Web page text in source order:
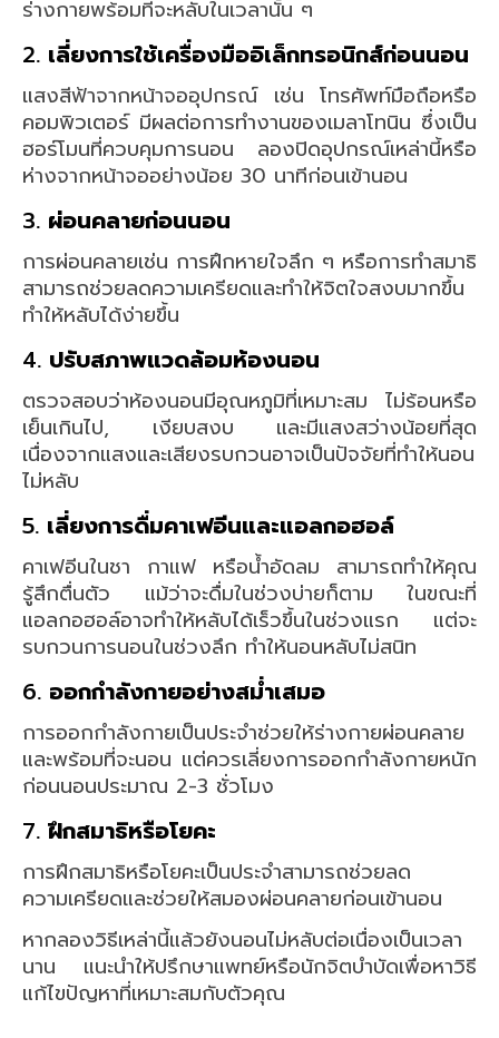
ร่างกายพร้อมที่จะหลับในเวลานั้น ๆ
2. เลี่ยงการใช้เครื่องมืออิเล็กทรอนิกส์ก่อนนอน
แสงสีฟ้าจากหน้าจออุปกรณ์ เช่น โทรศัพท์มือถือหรือ
คอมพิวเตอร์ มีผลต่อการทำงานของเมลาโทนิน ซึ่งเป็น
ฮอร์โมนที่ควบคุมการนอน ลองปิดอุปกรณ์เหล่านี้หรือ
ห่างจากหน้าจออย่างน้อย 30 นาทีก่อนเข้านอน
3. ผ่อนคลายก่อนนอน
การผ่อนคลายเช่น การฝึกหายใจลึก ๆ หรือการทำสมาธิ
สามารถช่วยลดความเครียดและทำให้จิตใจสงบมากขึ้น
ทำให้หลับได้ง่ายขึ้น
4. ปรับสภาพแวดล้อมห้องนอน
ตรวจสอบว่าห้องนอนมีอุณหภูมิที่เหมาะสม ไม่ร้อนหรือ
เย็นเกินไป, เงียบสงบ และมีแสงสว่างน้อยที่สุด
เนื่องจากแสงและเสียงรบกวนอาจเป็นปัจจัยที่ทำให้นอน
ไม่หลับ
5. เลี่ยงการดื่มคาเฟอีนและแอลกอฮอล์
คาเฟอีนในชา กาแฟ หรือน้ำอัดลม สามารถทำให้คุณ
รู้สึกตื่นตัว แม้ว่าจะดื่มในช่วงบ่ายก็ตาม ในขณะที่
แอลกอฮอล์อาจทำให้หลับได้เร็วขึ้นในช่วงแรก แต่จะ
รบกวนการนอนในช่วงลึก ทำให้นอนหลับไม่สนิท
6. ออกกำลังกายอย่างสม่ำเสมอ
การออกกำลังกายเป็นประจำช่วยให้ร่างกายผ่อนคลาย
และพร้อมที่จะนอน แต่ควรเลี่ยงการออกกำลังกายหนัก
ก่อนนอนประมาณ 2-3 ชั่วโมง
7. ฝึกสมาธิหรือโยคะ
การฝึกสมาธิหรือโยคะเป็นประจำสามารถช่วยลด
ความเครียดและช่วยให้สมองผ่อนคลายก่อนเข้านอน
หากลองวิธีเหล่านี้แล้วยังนอนไม่หลับต่อเนื่องเป็นเวลา
นาน แนะนำให้ปรึกษาแพทย์หรือนักจิตบำบัดเพื่อหาวิธี
แก้ไขปัญหาที่เหมาะสมกับตัวคุณ